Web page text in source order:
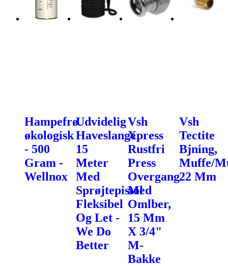
Hampefrø
økologisk
- 500
Gram -
Wellnox
Udvidelig
Haveslange
15
Meter
Med
Sprøjtepistol
Fleksibel
Og Let -
We Do
Better
Vsh
Xpress
Rustfri
Press
Overgang
Med
Omlber,
15 Mm
X 3/4"
M-
Bakke
Vsh
Tectite
Bjning,
Muffe/
22 Mm